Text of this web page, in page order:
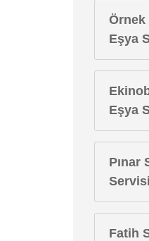
Örnek
Eşya
Eşya
Pınar
Servisi
Fatih